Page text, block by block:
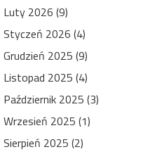
Luty 2026 (9)
Styczeń 2026 (4)
Grudzień 2025 (9)
Listopad 2025 (4)
Październik 2025 (3)
Wrzesień 2025 (1)
Sierpień 2025 (2)